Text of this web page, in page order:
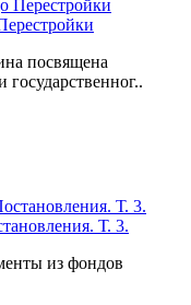
посвящена
государственног..
Т. 3.
из фондов